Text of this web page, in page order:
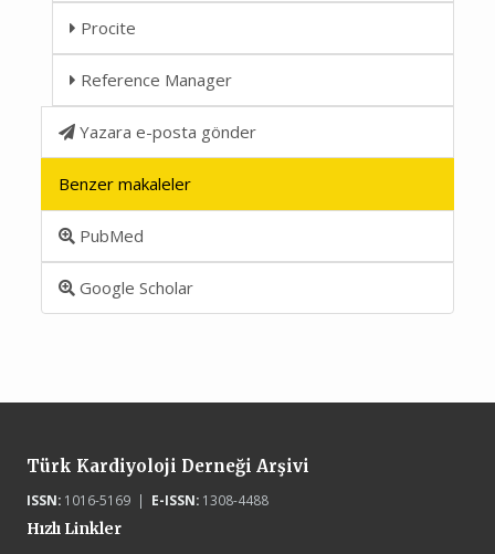
Procite
Reference Manager
Yazara e-posta gönder
Benzer makaleler
PubMed
Google Scholar
Türk Kardiyoloji Derneği Arşivi
ISSN:1016-5169 | E-ISSN:1308-4488
Hızlı Linkler